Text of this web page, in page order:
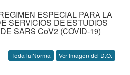
ESPECIAL PARA LA
SERVICIOS DE ESTUDIOS
SARS CoV2 (COVID-19)
Toda la Norma Ver Imagen del D.O.